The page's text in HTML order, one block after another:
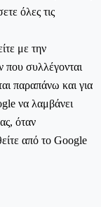
όλες τις
με την
συλλέγονται
παραπάνω και για
να λαμβάνει
όταν
από το Google